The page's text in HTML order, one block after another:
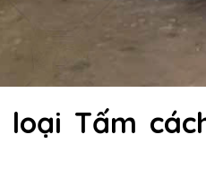
loại Tấm